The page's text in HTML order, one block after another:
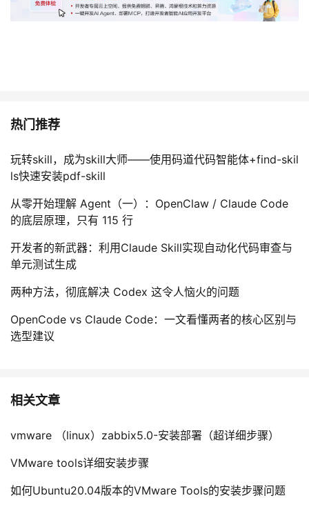
热门推荐
玩转skill，成为skill大师——使用码道代码智能体+find-skil
ls快速安装pdf-skill
从零开始理解 Agent（一）：OpenClaw / Claude Code
的底层原理，只有 115 行
开发者的新武器：利用Claude Skill实现自动化代码审查与
单元测试生成
两种方法，彻底解决 Codex 这令人恼火的问题
OpenCode vs Claude Code：一文看懂两者的核心区别与
选型建议
相关文章
vmware （linux）zabbix5.0-安装部署（超详细步骤）
VMware tools详细安装步骤
如何Ubuntu20.04版本的VMware Tools的安装步骤问题